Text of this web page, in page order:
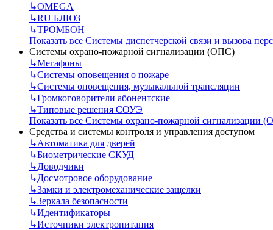
↳OMEGA
↳RU БЛЮЗ
↳ТРОМБОН
Показать все Системы диспетчерской связи и вызова
Системы охрано-пожарной сигнализации (ОПС)
↳Мегафоны
↳Системы оповещения о пожаре
↳Системы оповещения, музыкальной трансляции
↳Громкоговорители абонентские
↳Типовые решения СОУЭ
Показать все Системы охрано-пожарной сигнализации
Средства и системы контроля и управления доступом
↳Автоматика для дверей
↳Биометрические СКУД
↳Доводчики
↳Досмотровое оборудование
↳Замки и электромеханические защелки
↳Зеркала безопасности
↳Идентификаторы
↳Источники электропитания